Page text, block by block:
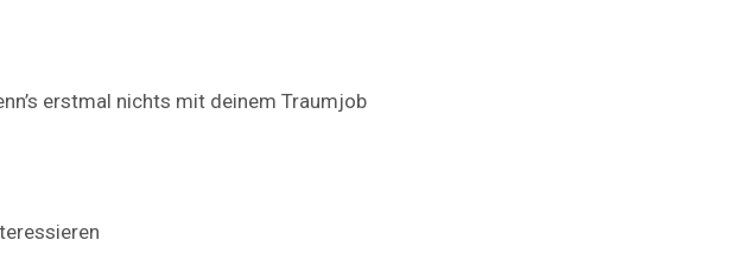
erstmal nichts mit deinem Traumjob